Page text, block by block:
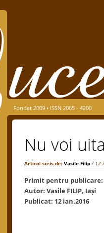
Fondat 2009 • ISSN 2065 - 4200
Nu voi
Articol scris de: Vasile Filip / 12
Primit pentru publicare:
Autor: Vasile FILIP, Iași
Publicat: 12 ian.2016